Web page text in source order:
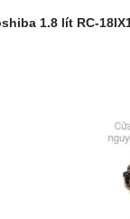
1.8 lít RC-